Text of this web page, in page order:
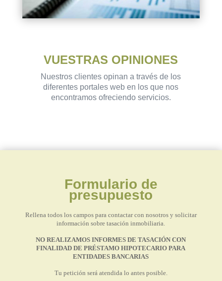
VUESTRAS OPINIONES
Nuestros clientes opinan a través de los
diferentes portales web en los que nos
encontramos ofreciendo servicios.
Formulario de
presupuesto
Rellena todos los campos para contactar con nosotros y solicitar
información sobre tasación inmobiliaria.
NO REALIZAMOS INFORMES DE TASACIÓN CON
FINALIDAD DE PRÉSTAMO HIPOTECARIO PARA
ENTIDADES BANCARIAS
Tu petición será atendida lo antes posible.